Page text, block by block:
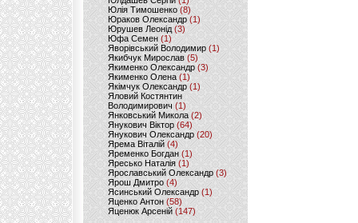
Юлія Тимошенко (8)
Юраков Олександр (1)
Юрушев Леонід (3)
Юфа Семен (1)
Яворівський Володимир (1)
Якибчук Мирослав (5)
Якименко Олександр (3)
Якименко Олена(1)
Якімчук Олександр (1)
Яловий Костянтин
Володимирович (1)
Янковський Микола(2)
Янукович Віктор (64)
Янукович Олександр(20)
Ярема Віталій(4)
Яременко Богдан(1)
Яресько Наталія(1)
Ярославський Олександр (3)
Ярош Дмитро (4)
Ясинський Олександр (1)
Яценко Антон(58)
Яценюк Арсеній (147)